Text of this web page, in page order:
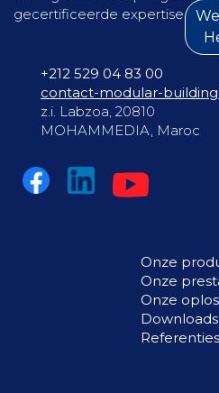
gecertificeerde expertise.
+212 529 04 83 00
contact-modular-
z.i. Labzoa, 20810
MOHAMMEDIA, Maroc
Onze
Onze
Onze
Downloads
Referenties